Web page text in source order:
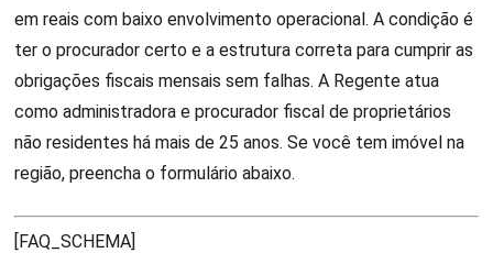
em reais com baixo envolvimento operacional. A condição é
ter o procurador certo e a estrutura correta para cumprir as
obrigações fiscais mensais sem falhas. A Regente atua
como administradora e procurador fiscal de proprietários
não residentes há mais de 25 anos. Se você tem imóvel na
região, preencha o formulário abaixo.
[FAQ_SCHEMA]